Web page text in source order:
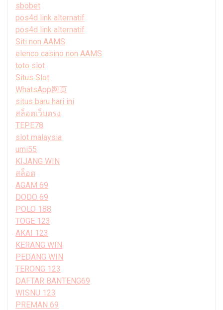
sbobet
pos4d link alternatif
pos4d link alternatif
Siti non AAMS
elenco casino non AAMS
toto slot
Situs Slot
WhatsApp网页
situs baru hari ini
สล็อตเว็บตรง
TEPE78
slot malaysia
umi55
KIJANG WIN
สล็อต
AGAM 69
DODO 69
POLO 188
TOGE 123
AKAI 123
KERANG WIN
PEDANG WIN
TERONG 123
DAFTAR BANTENG69
WISNU 123
PREMAN 69